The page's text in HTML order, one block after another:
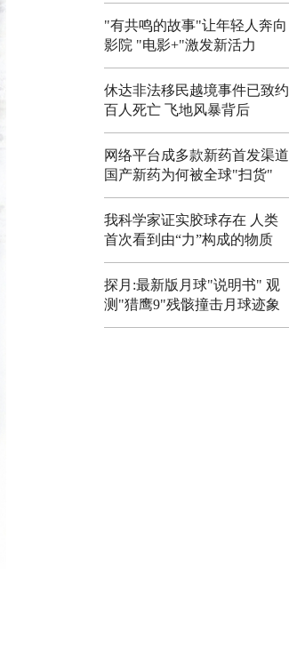
"有共鸣的故事"让年轻人奔向
影院 "电影+"激发新活力
休达非法移民越境事件已致约
百人死亡 飞地风暴背后
网络平台成多款新药首发渠道
国产新药为何被全球"扫货"
我科学家证实胶球存在 人类
首次看到由“力”构成的物质
探月:最新版月球"说明书" 观
测"猎鹰9"残骸撞击月球迹象